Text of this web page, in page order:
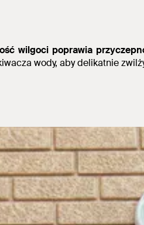
wilgoci poprawia
wody, aby delikatnie